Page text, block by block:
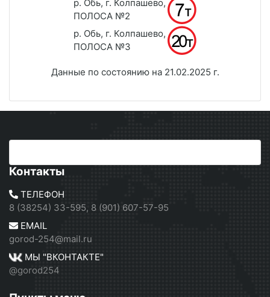
р. Обь, г. Колпашево,
ПОЛОСА №2
р. Обь, г. Колпашево,
ПОЛОСА №3
Данные по состоянию на 21.02.2025 г.
Контакты
ТЕЛЕФОН
8 (38254) 33-595, 8 (901) 607-57-95
EMAIL
gorod-254@mail.ru
МЫ "ВКОНТАКТЕ"
@gorod254